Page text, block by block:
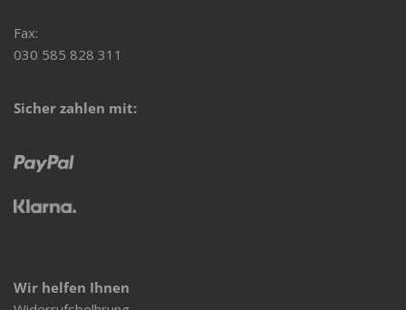
Fax:
030 585 828 311
Sicher zahlen mit:
Wir helfen Ihnen